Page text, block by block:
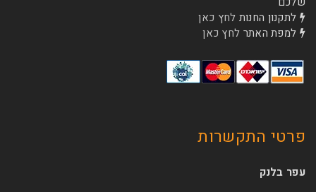
לתקנון החנות לחץ כאן
למפת האתר לחץ כאן
פרטי התקשרות
עפר בלנק